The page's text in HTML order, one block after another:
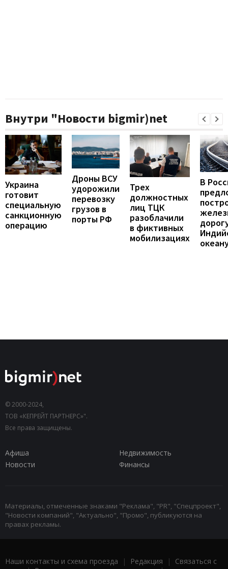
Внутри "Новости bigmir)net
Украина
готовит
специальную
санкционную
операцию
Дроны ВСУ
удорожили
перевозку
грузов в
порты РФ
Трех
должностных
лиц ТЦК
разоблачили
в фиктивных
мобилизациях
В
© 2000-2024,
ТОВ «КЕПРЕЙТ ПАРТНЕРС»".
Все права защищены.
Афиша
Недвижимость
Новости
Финансы
Материалы, отмеченные знаками "Реклама", "PR", "Спецпроект",
"Новости компаний", "Актуально", "Промо", публикуются на
правах рекламы.
Наши контакты и схема проезда | Редакция | Связаться с